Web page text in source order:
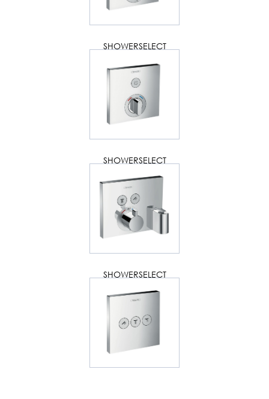
SHOWERSELECT
SHOWERSELECT
SHOWERSELECT